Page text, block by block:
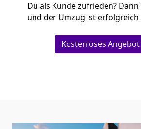
Du als Kunde zufrieden?
und der Umzug ist erfolgreich
Kostenloses